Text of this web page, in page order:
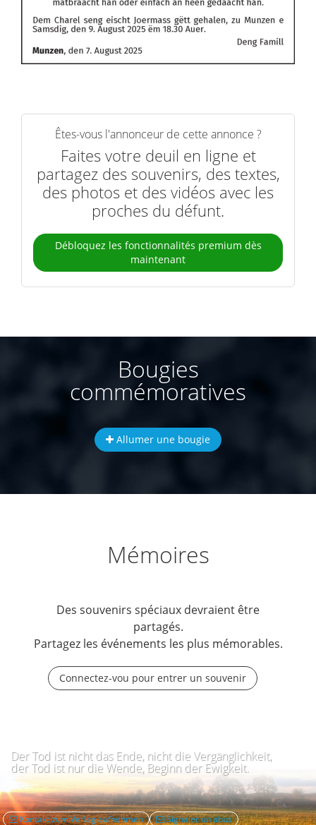
Êtes-vous l'annonceur de cette annonce ?
Faites votre deuil en ligne et
partagez des souvenirs, des textes,
des photos et des vidéos avec les
proches du défunt.
Débloquez les fonctionnalités premium dès
maintenant
Bougies
commémoratives
Allumer une bougie
Mémoires
Des souvenirs spéciaux devraient être
partagés.
Partagez les événements les plus mémorables.
Connectez-vou pour entrer un souvenir
Der Tod ist nicht das Ende, nicht die Vergänglichkeit,
der Tod ist nur die Wende, Beginn der Ewigkeit.
Kontakt zum Verlag aufnehmen Signaler un abus